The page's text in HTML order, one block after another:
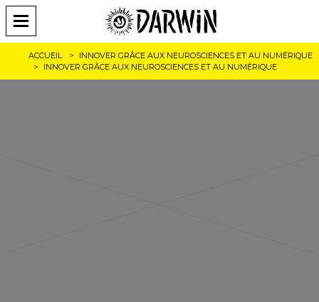
ACCUEIL
INNOVER GRÂCE AUX NEUROSCIENCES ET AU NUMÉRIQUE
INNOVER GRÂCE AUX NEUROSCIENCES ET AU NUMÉRIQUE